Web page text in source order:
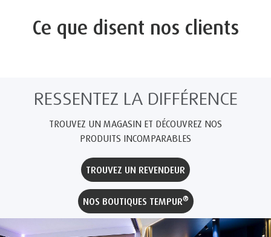
Ce que disent nos clients
RESSENTEZ LA DIFFÉRENCE
TROUVEZ UN MAGASIN ET DÉCOUVREZ NOS
PRODUITS INCOMPARABLES
TROUVEZ UN REVENDEUR
NOS BOUTIQUES TEMPUR®